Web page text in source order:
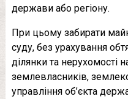
держави або регіону.
При цьому забирати
суду, без урахування
ділянки та нерухомості
землевласників,
управління об’єкта